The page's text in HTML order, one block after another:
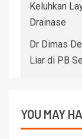
Keluhkan
Drainase
Dr Dimas
Liar di PB
YOU MAY